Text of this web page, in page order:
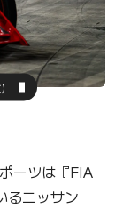
ーツは『FIA
るニッサン